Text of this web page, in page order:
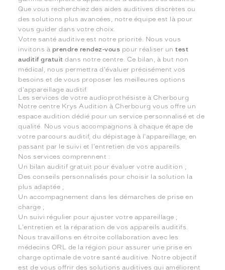
Que vous recherchiez des aides auditives discrètes ou
des solutions plus avancées, notre équipe est là pour
vous guider dans votre choix.
Votre santé auditive est notre priorité. Nous vous
invitons à prendre rendez-vous pour réaliser untest
auditif gratuit dans notre centre. Ce bilan, à but non
médical, nous permettra d'évaluer précisément vos
besoins et de vous proposer les meilleures options
d'appareillage auditif.
Les services de votre audioprothésiste à Cherbourg
Notre centre Krys Audition à Cherbourg vous offre un
espace audition dédié pour un service personnalisé et de
qualité. Nous vous accompagnons à chaque étape de
votre parcours auditif, du dépistage à l'appareillage, en
passant par le suivi et l'entretien de vos appareils.
Nos services comprennent :
Un bilan auditif gratuit pour évaluer votre audition ;
Des conseils personnalisés pour choisir la solution la
plus adaptée ;
Un accompagnement dans les démarches de prise en
charge ;
Un suivi régulier pour ajuster votre appareillage ;
L'entretien et la réparation de vos appareils auditifs.
Nous travaillons en étroite collaboration avec les
médecins ORL de la région pour assurer une prise en
charge optimale de votre santé auditive. Notre objectif
est de vous offrir des solutions auditives qui améliorent